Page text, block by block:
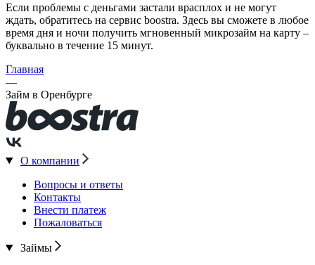
Если проблемы с деньгами застали врасплох и не могут
ждать, обратитесь на сервис boostra. Здесь вы сможете в любое
время дня и ночи получить мгновенный микрозайм на карту –
буквально в течение 15 минут.
Главная
—
Займ в Оренбурге
О компании
Вопросы и ответы
Контакты
Внести платеж
Пожаловаться
Займы